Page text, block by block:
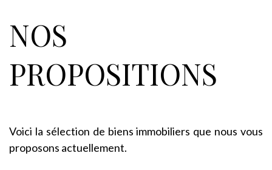
NOS
PROPOSITIONS
Voici la sélection de biens immobiliers que nous vous
proposons actuellement.